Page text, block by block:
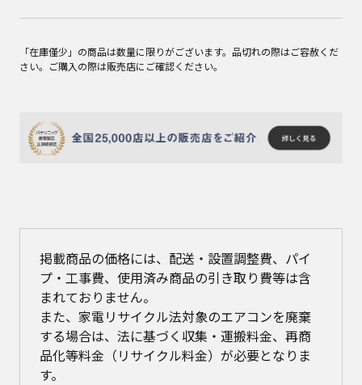
「在庫僅少」の商品は数量に限りがございます。品切れの際はご容赦くだ
さい。ご購入の際は販売店にご確認ください。
掲載商品の価格には、配送・設置調整費、パイ
プ・工事費、使用済み商品の引き取り費等は含
まれておりません。
また、家電リサイクル法対象のエアコンを廃棄
する場合は、法に基づく収集・運搬料金、再商
品化等料金（リサイクル料金）が必要となりま
す。